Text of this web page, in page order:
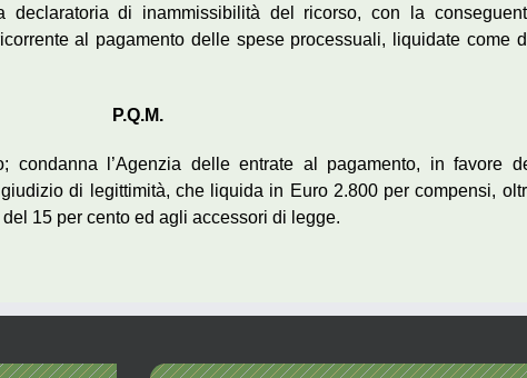
declaratoria di inammissibilità del ricorso, con la
al pagamento delle spese processuali, liquidate come
P.Q.M.
condanna l’Agenzia delle entrate al pagamento, in favore
di legittimità, che liquida in Euro 2.800 per compensi,
15 per cento ed agli accessori di legge.